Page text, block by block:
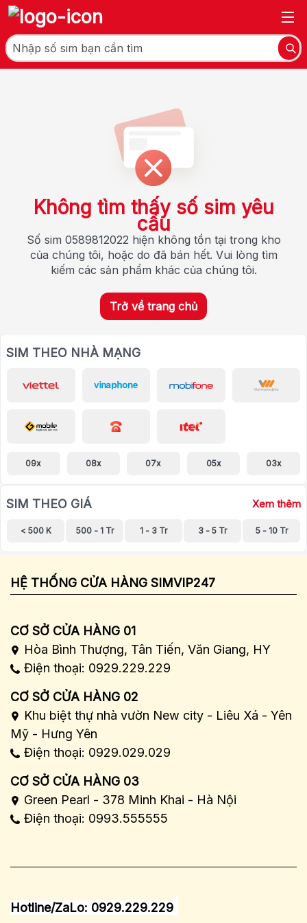
Không tìm thấy số sim yêu
cầu
Số sim 0589812022 hiện không tồn tại trong kho
của chúng tôi, hoặc do đã bán hết. Vui lòng tìm
kiếm các sản phẩm khác của chúng tôi.
Trở về trang chủ
SIM THEO NHÀ MẠNG
09x 08x 07x 05x 03x
SIM THEO GIÁ Xem thêm
< 500 K 500 - 1 Tr 1 - 3 Tr 3 - 5 Tr 5 - 10 Tr
HỆ THỐNG CỬA HÀNG SIMVIP247
CƠ SỞ CỬA HÀNG 01
Hòa Bình Thượng, Tân Tiến, Văn Giang, HY
Điện thoại: 0929.229.229
CƠ SỞ CỬA HÀNG 02
Khu biệt thự nhà vườn New city - Liêu Xá - Yên
Mỹ - Hưng Yên
Điện thoại: 0929.029.029
CƠ SỞ CỬA HÀNG 03
Green Pearl - 378 Minh Khai - Hà Nội
Điện thoại: 0993.555555
Hotline/ZaLo: 0929.229.229